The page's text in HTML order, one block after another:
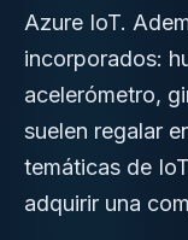
Azure IoT.
incorporados:
acelerómetro,
suelen regalar
temáticas de
adquirir una